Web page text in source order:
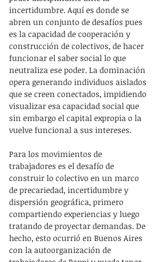
incertidumbre. Aquí es donde se
abren un conjunto de desafíos pues
es la capacidad de cooperación y
construcción de colectivos, de hacer
funcionar el saber social lo que
neutraliza ese poder. La dominación
opera generando individuos aislados
que se creen conectados, impidiendo
visualizar esa capacidad social que
sin embargo el capital expropia o la
vuelve funcional a sus intereses.
Para los movimientos de
trabajadores es el desafío de
construir lo colectivo en un marco
de precariedad, incertidumbre y
dispersión geográfica, primero
compartiendo experiencias y luego
tratando de proyectar demandas. De
hecho, esto ocurrió en Buenos Aires
con la autoorganización de